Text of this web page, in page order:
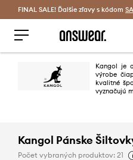
Šetrite s
FINAL SALE! Ďalšie zľavy s kódom
Kangol je
výrobe
kvalitné
vyznačujú
Kangol Pánske
Počet vybraných produktov: 21